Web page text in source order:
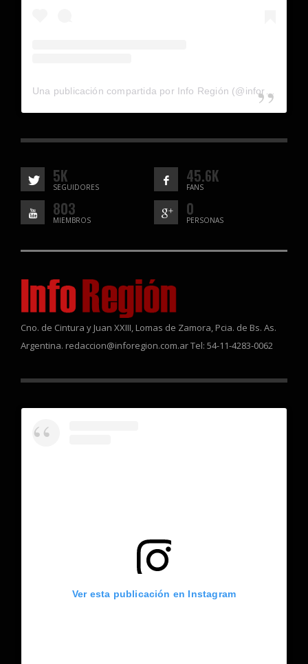
5K
SEGUIDORES
45.6K
FANS
803
MIEMBROS
0
PERSONAS
Cno. de Cintura y Juan XXIII, Lomas de Zamora, Pcia. de Bs. As.
Argentina. redaccion@inforegion.com.ar Tel: 54-11-4283-0062
Ver esta publicación en Instagram